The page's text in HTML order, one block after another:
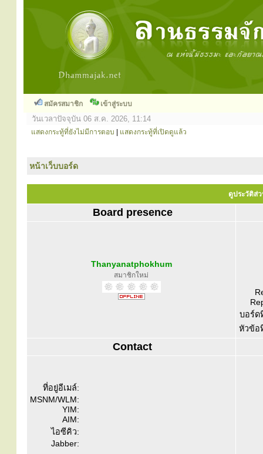
สมัครสมาชิก เข้าสู่ระบบ
วันเวลาปัจจุบัน 06 ส.ค. 2026, 11:14
แสดงกระทู้ที่ยังไม่มีการตอบ แสดงกระทู้ที่เปิดดูแล้ว
หน้าเว็บบอร์ด
ดูประวัติส่
Board presence
Thanyanatphokhum
สมาชิกใหม่
บอร์ด
หัวข้อ
Contact
ที่อยู่อีเมล์:
MSNM/WLM:
YIM:
AIM:
ไอซีคิว:
Jabber: